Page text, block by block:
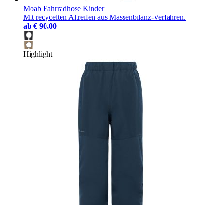
Moab Fahrradhose Kinder
Mit recycelten Altreifen aus Massenbilanz-Verfahren.
ab € 90,00
Highlight